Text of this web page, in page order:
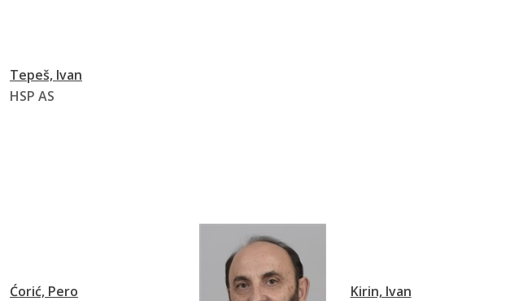
Tepeš, Ivan
HSP AS
Ćorić, Pero
Kirin, Ivan